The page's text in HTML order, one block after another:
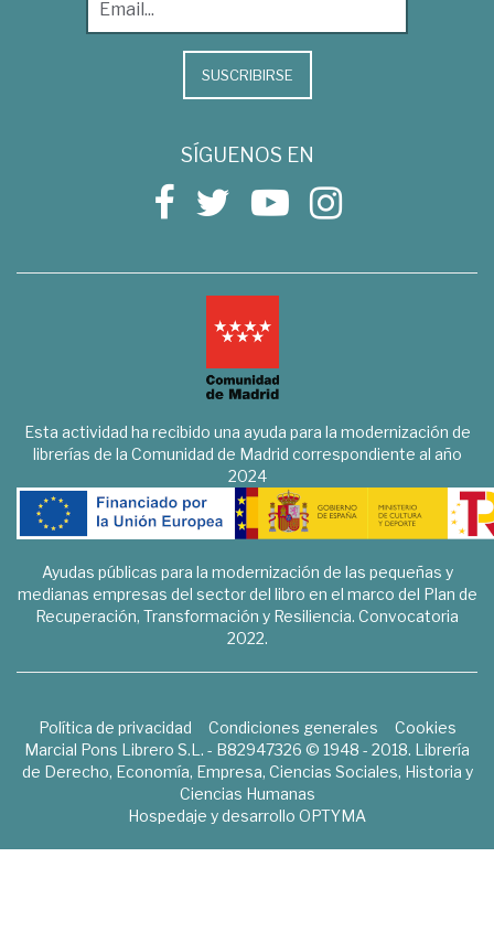
SUSCRIBIRSE
SÍGUENOS EN
Esta actividad ha recibido una ayuda para la modernización de
librerías de la Comunidad de Madrid correspondiente al año
2024
Ayudas públicas para la modernización de las pequeñas y
medianas empresas del sector del libro en el marco del Plan de
Recuperación, Transformación y Resiliencia. Convocatoria
2022.
Política de privacidad Condiciones generales
Cookies
Marcial Pons Librero S.L. - B82947326 © 1948 - 2018. Librería
de Derecho, Economía, Empresa, Ciencias Sociales, Historia y
Ciencias Humanas
Hospedaje y desarrollo OPTYMA